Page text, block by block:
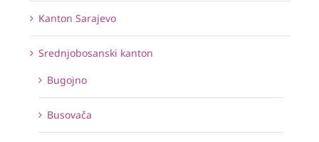
Kanton Sarajevo
Srednjobosanski kanton
Bugojno
Busovača